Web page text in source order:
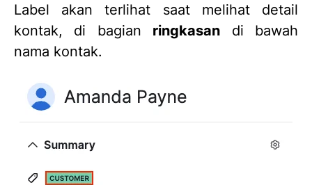
Label akan terlihat saat melihat detail
kontak, di bagian ringkasan di bawah
nama kontak.